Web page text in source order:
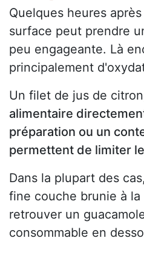
Quelques heures
surface peut prendre
peu engageante. Là
principalement
Un filet de jus de
alimentaire
préparation ou un
permettent de limiter
Dans la plupart des
fine couche brunie à
retrouver un
consommable en